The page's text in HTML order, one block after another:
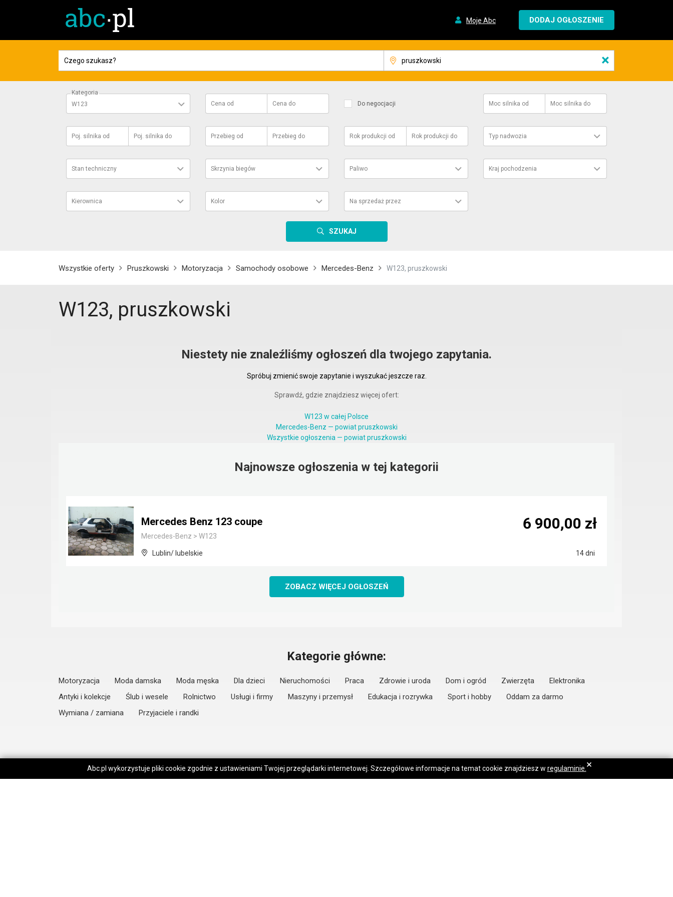
Moje Abc DODAJ OGŁOSZENIE
×
Kategoria
W123
Cena od Cena do Do negocjacji Moc silnika od Moc silnika do
Poj. silnika od Poj. silnika do Przebieg od Przebieg do Rok produkcji od Rok produkcji do Typ nadwozia
Stan techniczny Skrzynia biegów Paliwo Kraj pochodzenia
Kierownica Kolor Na sprzedaż przez
SZUKAJ
Wszystkie oferty Pruszkowski Motoryzacja Samochody osobowe Mercedes-Benz W123, pruszkowski
W123, pruszkowski
Niestety nie znaleźliśmy ogłoszeń dla twojego zapytania.
Spróbuj zmienić swoje zapytanie i wyszukać jeszcze raz.
Sprawdź, gdzie znajdziesz więcej ofert:
W123 w całej Polsce
Mercedes-Benz — powiat pruszkowski
Wszystkie ogłoszenia — powiat pruszkowski
Najnowsze ogłoszenia w tej kategorii
Mercedes Benz 123 coupe
Mercedes-Benz > W123
Lublin/ lubelskie 14 dni
6 900,00 zł
ZOBACZ WIĘCEJ OGŁOSZEŃ
Kategorie główne:
Motoryzacja Moda damska Moda męska Dla dzieci Nieruchomości Praca Zdrowie i uroda Dom i ogród Zwierzęta
Elektronika
Antyki i kolekcje
Ślub i wesele Rolnictwo Usługi i firmy Maszyny i przemysł Edukacja i rozrywka Sport i hobby
Oddam za darmo
Wymiana / zamiana
Przyjaciele i randki
Abc.pl wykorzystuje pliki cookie zgodnie z ustawieniami Twojej przeglądarki internetowej. Szczegółowe informacje na temat cookie znajdziesz w regulaminie. ×